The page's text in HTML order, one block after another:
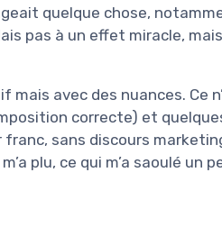
quelque chose,
pas à un effet miracle,
avec des nuances. Ce
correcte) et
sans discours
plu, ce qui m’a saoulé un